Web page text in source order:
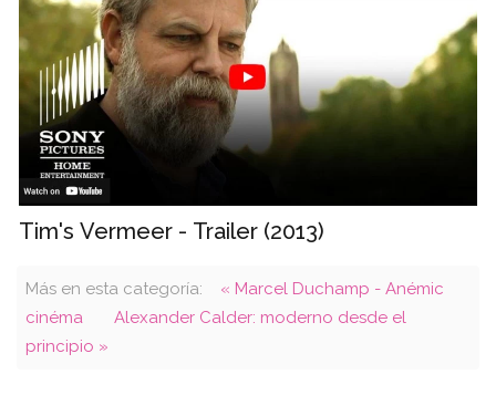
Tim's Vermeer - Trailer (2013)
Más en esta categoría:
« Marcel Duchamp - Anémic
cinéma
Alexander Calder: moderno desde el
principio »